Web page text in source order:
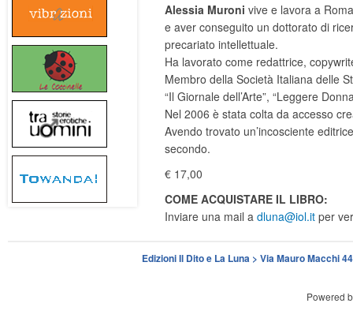
Alessia Muroni vive e lavora a
e aver conseguito un dottorato di
precariato intellettuale.
Ha lavorato come redattrice,
Membro della Società Italiana delle
“Il Giornale dell’Arte”, “Leggere
Nel 2006 è stata colta da accesso
Avendo trovato un’incosciente
secondo.
€ 17,00
COME ACQUISTARE IL LIBRO:
Inviare una mail a dluna@iol.it per
Edizioni Il Dito e La Luna > Via Mauro Macchi
Powered